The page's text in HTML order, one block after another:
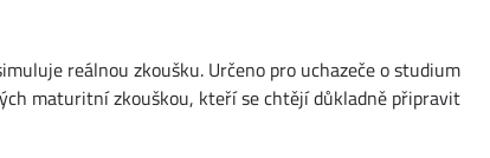
reálnou zkoušku. Určeno pro uchazeče o studium
maturitní zkouškou, kteří se chtějí důkladně připravit